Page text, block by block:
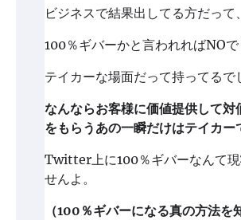
ビジネスで結果出してる方だって、
100％ギバーかと言われればNOで
テイカーな場面だって持ってるで
なんならお客様に価値提供して対
をもらうあの一瞬だけはテイカー
Twitter上に100％ギバーなんて現
せんよ。
（100％ギバーになる真の方法を